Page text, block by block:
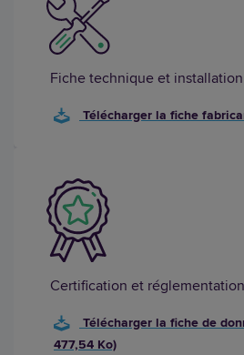
Fiche technique et installation
Télécharger la fiche
Certification et réglementation
Télécharger la fiche de
477,54 Ko)